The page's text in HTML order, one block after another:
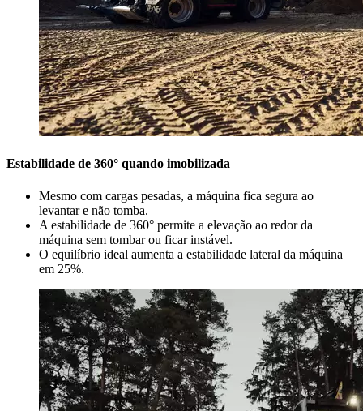
Estabilidade de 360° quando imobilizada
Mesmo com cargas pesadas, a máquina fica segura ao
levantar e não tomba.
A estabilidade de 360° permite a elevação ao redor da
máquina sem tombar ou ficar instável.
O equilíbrio ideal aumenta a estabilidade lateral da máquina
em 25%.